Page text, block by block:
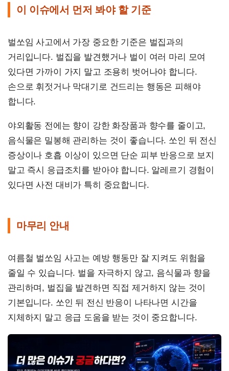
이 이슈에서 먼저 봐야 할 기준
벌쏘임 사고에서 가장 중요한 기준은 벌집과의
거리입니다. 벌집을 발견했거나 벌이 여러 마리 모여
있다면 가까이 가지 말고 조용히 벗어나야 합니다.
손으로 휘젓거나 막대기로 건드리는 행동은 피해야
합니다.
야외활동 전에는 향이 강한 화장품과 향수를 줄이고,
음식물은 밀봉해 관리하는 것이 좋습니다. 쏘인 뒤 전신
증상이나 호흡 이상이 있으면 단순 피부 반응으로 보지
말고 즉시 응급조치를 받아야 합니다. 알레르기 경험이
있다면 사전 대비가 특히 중요합니다.
마무리 안내
여름철 벌쏘임 사고는 예방 행동만 잘 지켜도 위험을
줄일 수 있습니다. 벌을 자극하지 않고, 음식물과 향을
관리하며, 벌집을 발견하면 직접 제거하지 않는 것이
기본입니다. 쏘인 뒤 전신 반응이 나타나면 시간을
지체하지 말고 응급 도움을 받는 것이 중요합니다.